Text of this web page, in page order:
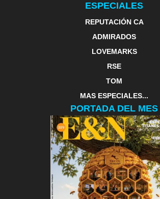
ESPECIALES
REPUTACIÓN CA
ADMIRADOS
LOVEMARKS
RSE
TOM
MAS ESPECIALES...
PORTADA DEL MES